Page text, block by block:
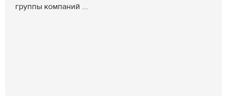
группы компаний ...